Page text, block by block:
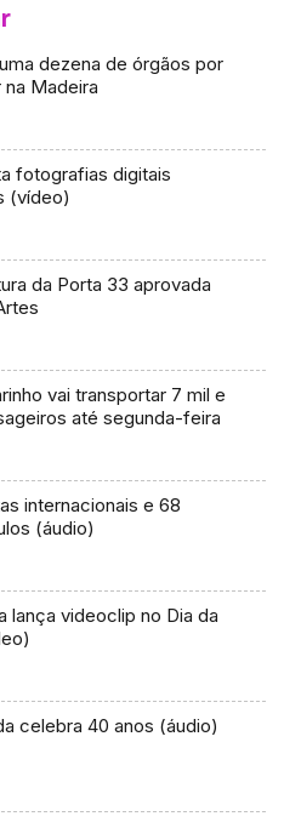
dezena de órgãos por
na Madeira
fotografias digitais
(vídeo)
da Porta 33 aprovada
vai transportar 7 mil e
até segunda-feira
internacionais e 68
(áudio)
lança videoclip no Dia da
celebra 40 anos (áudio)